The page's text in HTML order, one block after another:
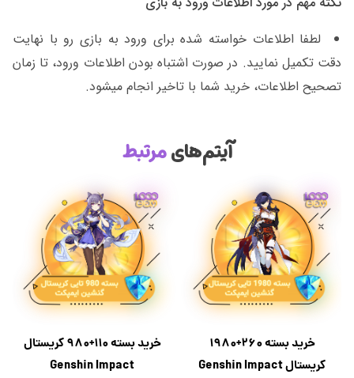
لطفا اطلاعات خواسته شده برای ورود به بازی رو با نهایت
دقت تکمیل نمایید. در صورت اشتباه بودن اطلاعات ورود، تا زمان
تصحیح اطلاعات، خرید شما با تاخیر انجام میشود.
آیتم‌هایمرتبط
خرید بسته 110+980 کریستال
Genshin Impact
خرید بسته 260+1980
کریستال Genshin Impact